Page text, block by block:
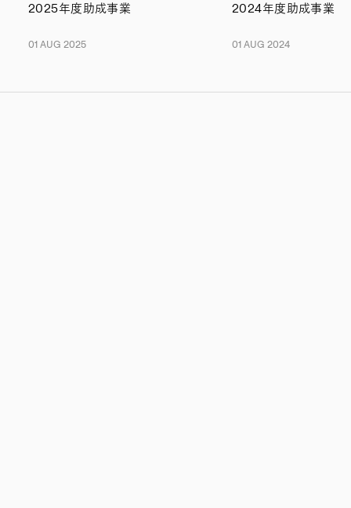
2025年度助成事業
01 AUG 2025
2024年度助成事業
01 AUG 2024